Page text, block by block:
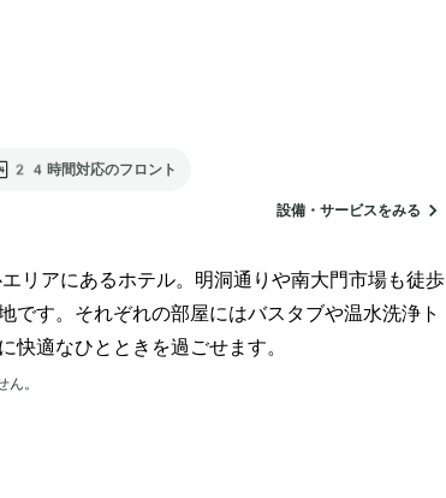
24時間対応のフロント
設備・サービスをみる
リアにあるホテル。明洞通りや南大門市場も徒歩
です。それぞれの部屋にはバスタブや温水洗浄ト
快適なひとときを過ごせます。
。